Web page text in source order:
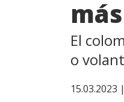
El
o
15.03.2023 |